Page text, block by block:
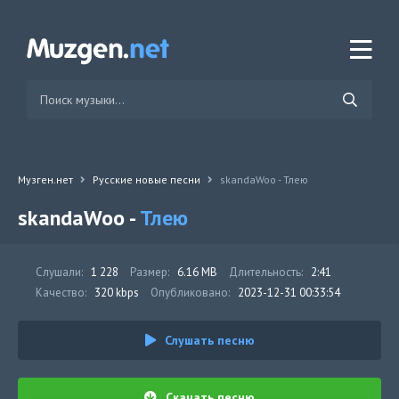
Музген.нет Русские новые песни skandaWoo - Тлею
skandaWoo -Тлею
Слушали: 1 228 Размер: 6.16 MB Длительность: 2:41
Качество: 320 kbps Опубликовано: 2023-12-31 00:33:54
Слушать песню